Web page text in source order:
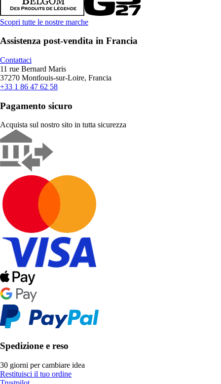
Scopri tutte le nostre marche
Assistenza post-vendita in Francia
Contattaci
11 rue Bernard Maris
37270 Montlouis-sur-Loire, Francia
+33 1 86 47 62 58
Pagamento sicuro
Acquista sul nostro sito in tutta sicurezza
Spedizione e reso
30 giorni per cambiare idea
Restituisci il tuo ordine